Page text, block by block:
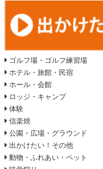
ゴルフ場・ゴルフ練習場
ホテル・旅館・民宿
ホール・会館
ロッジ・キャンプ
体験
信楽焼
公園・広場・グラウンド
出かけたい！その他
動物・ふれあい・ペット